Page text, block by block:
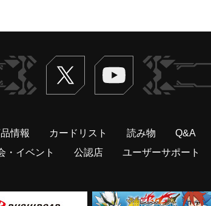
Twitter ヴァンガードch
情報 カードリスト 読み物 Q&A
・イベント 公認店 ユーザーサポート